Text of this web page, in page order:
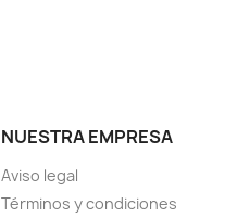
NUESTRA EMPRESA
Aviso legal
Términos y condiciones